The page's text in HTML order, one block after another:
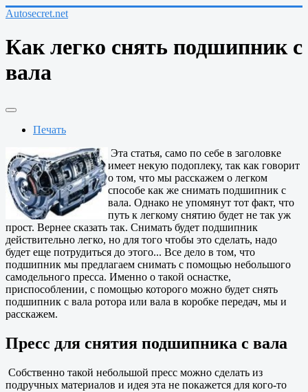
Autosecret.net
Как легко снять подшипник с
вала
Печать
Эта статья, само по себе в заголовке
имеет некую подоплеку, так как говорит
о том, что мы расскажем о легком
способе как же снимать подшипник с
вала. Однако не упомянут тот факт, что
путь к легкому снятию будет не так уж
прост. Вернее сказать так. Снимать будет подшипник
действительно легко, но для того чтобы это сделать, надо
будет еще потрудиться до этого... Все дело в том, что
подшипник мы предлагаем снимать с помощью небольшого
самодельного пресса. Именно о такой оснастке,
приспособлении, с помощью которого можно будет снять
подшипник с вала ротора или вала в коробке передач, мы и
расскажем.
Пресс для снятия подшипника с вала
Собственно такой небольшой пресс можно сделать из
подручных материалов и идея эта не покажется для кого-то